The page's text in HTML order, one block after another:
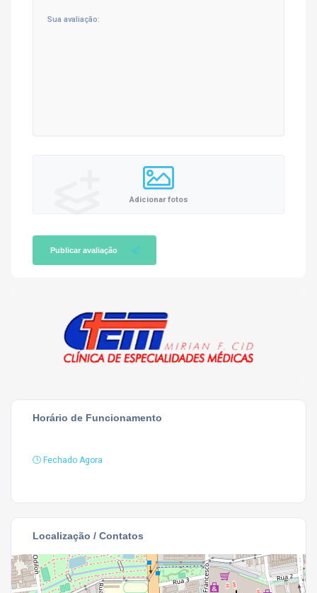
Adicionar fotos
Publicar avaliação
Horário de Funcionamento
Fechado Agora
Localização / Contatos